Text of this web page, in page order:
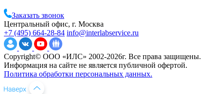
Заказать звонок
Центральный офис, г. Москва
+7 (495) 664-28-84 info@interlabservice.ru
Copyright© ООО «ИЛС» 2002-2026г. Все права защищены.
Информация на сайте не является публичной офертой.
Политика обработки персональных данных.